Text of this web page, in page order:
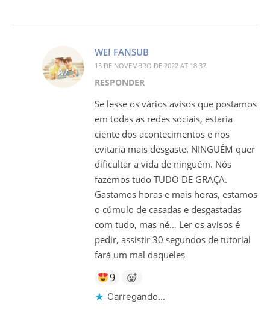
WEI FANSUB
15 DE NOVEMBRO DE 2022 AT 18:37
RESPONDER
Se lesse os vários avisos que postamos
em todas as redes sociais, estaria
ciente dos acontecimentos e nos
evitaria mais desgaste. NINGUÉM quer
dificultar a vida de ninguém. Nós
fazemos tudo TUDO DE GRAÇA.
Gastamos horas e mais horas, estamos
o cúmulo de casadas e desgastadas
com tudo, mas né… Ler os avisos é
pedir, assistir 30 segundos de tutorial
fará um mal daqueles
9
Carregando...